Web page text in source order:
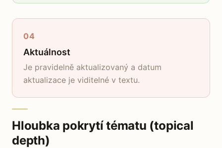
04
Aktuálnost
Je pravidelně aktualizovaný a datum
aktualizace je viditelné v textu.
Hloubka pokrytí tématu (topical
depth)